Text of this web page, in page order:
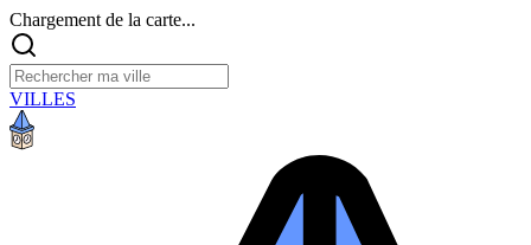
Chargement de la carte...
VILLES